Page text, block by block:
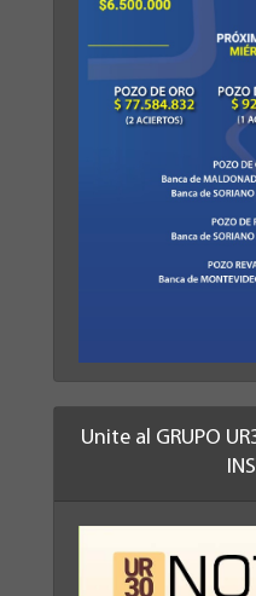
Unite al GRUPO